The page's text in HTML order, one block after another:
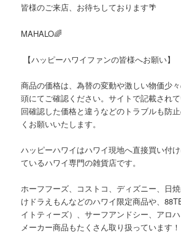
皆様のご来店、お待ちしております🌴
MAHALO🌈
【ハッピーハワイファンの皆様へお願い】
商品の価格は、為替の変動や激しい物価少
頭にてご確認ください。サイトで記載され
回確認した価格と違うなどのトラブルも防
くお願いいたします。
ハッピーハワイはハワイ現地へ直接買い付
ているハワイ専門の雑貨店です。
ホーフフーズ、コストコ、ディズニー、日
けドラえもんなどのハワイ限定商品や、
イトティーズ）、サーフアンドシー、アロ
メーカー商品もたくさん取り扱っています！